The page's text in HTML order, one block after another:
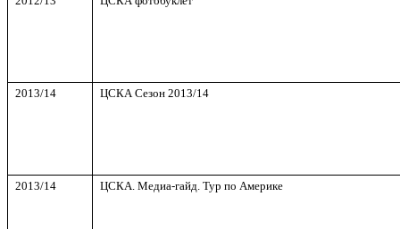
2013/14 ЦСКА Сезон 2013/14
2013/14 ЦСКА. Медиа-гайд. Тур по Америке